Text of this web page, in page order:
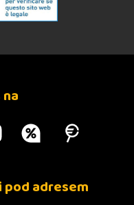
patrz tabela
pod adresem